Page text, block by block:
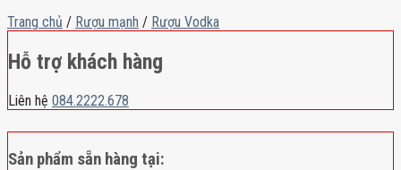
Trang chủ / Rượu mạnh / Rượu Vodka
Hỗ trợ khách hàng
Liên hệ 084.2222.678
Sản phẩm sẵn hàng tại: